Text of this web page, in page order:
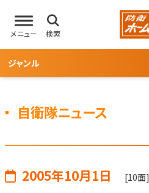
メニュー 検索
ジャンル
自衛隊ニュース
2005年10月1日 [10面]